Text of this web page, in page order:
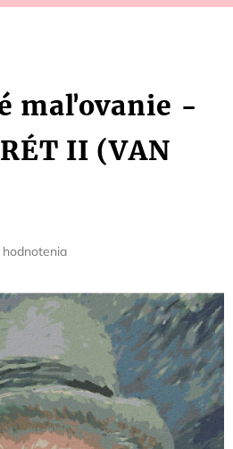
maľovanie -
II (VAN